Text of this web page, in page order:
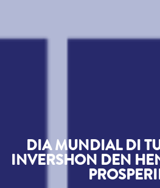
DIA MUNDIAL DI
INVERSHON DEN